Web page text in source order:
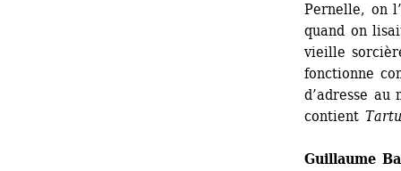
Pernelle, on
quand on
vieille
fonctionne
d’adresse au
contient
Guillaume